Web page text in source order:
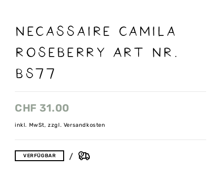
Necassaire camila
roseberry Art nr.
BS77
CHF 31.00
inkl. MwSt, zzgl. Versandkosten
VERFÜGBAR